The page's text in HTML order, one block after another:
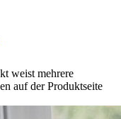
weist mehrere
auf der Produktseite